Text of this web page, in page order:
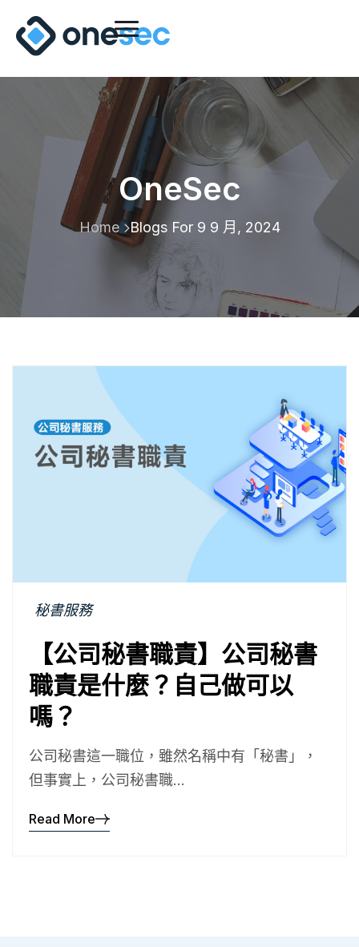
OneSec
Home Blogs For 9 9 月, 2024
秘書服務
【公司秘書職責】公司秘書
職責是什麼？自己做可以
嗎？
公司秘書這一職位，雖然名稱中有「秘書」，
但事實上，公司秘書職...
Read More